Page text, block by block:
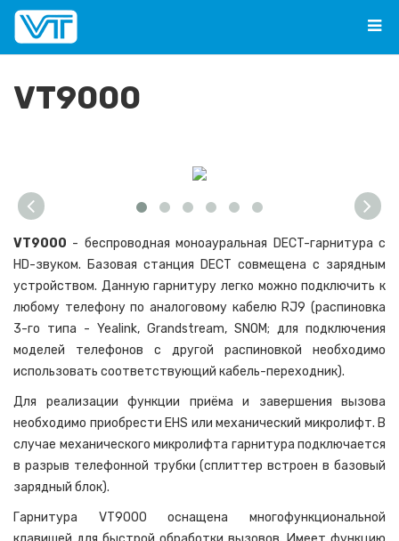
VT9000
VT9000 - беспроводная моноауральная DECT-гарнитура с
HD-звуком. Базовая станция DECT совмещена с зарядным
устройством. Данную гарнитуру легко можно подключить к
любому телефону по аналоговому кабелю RJ9 (распиновка
3-го типа - Yealink, Grandstream, SNOM; для подключения
моделей телефонов с другой распиновкой необходимо
использовать соответствующий кабель-переходник).
Для реализации функции приёма и завершения вызова
необходимо приобрести EHS или механический микролифт. В
случае механического микролифта гарнитура подключается
в разрыв телефонной трубки (сплиттер встроен в базовый
зарядный блок).
Гарнитура VT9000 оснащена многофункциональной